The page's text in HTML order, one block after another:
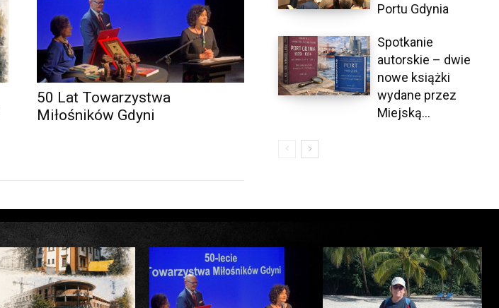
50 Lat Towarzystwa
Miłośników Gdyni
Portu Gdynia
Spotkanie
autorskie – dwie
nowe książki
wydane przez
Miejską...